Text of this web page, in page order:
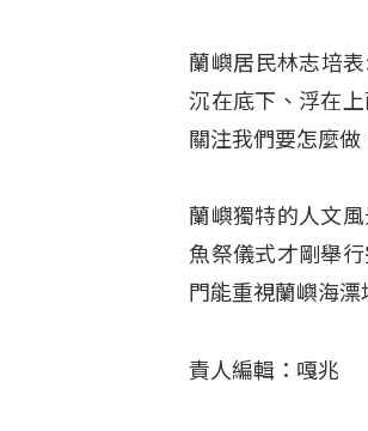
蘭嶼居民林志培
沉在底下、浮在
關注我們要怎麼做
蘭嶼獨特的人文
魚祭儀式才剛舉
門能重視蘭嶼海漂
責人編輯：嘎兆